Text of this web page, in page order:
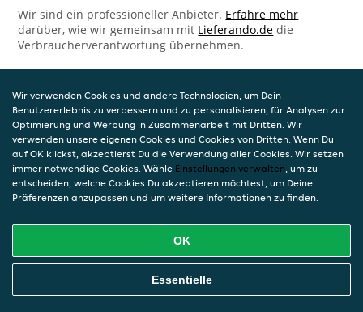
Wir sind ein professioneller Anbieter. Erfahre mehr
darüber, wie wir gemeinsam mit Lieferando.de die
Verbraucherverantwortung übernehmen.
Wir verwenden Cookies und andere Technologien, um Dein
Benutzererlebnis zu verbessern und zu personalisieren, für Analysen zur
Optimierung und Werbung in Zusammenarbeit mit Dritten. Wir
verwenden unsere eigenen Cookies und Cookies von Dritten. Wenn Du
auf OK klickst, akzeptierst Du die Verwendung aller Cookies. Wir setzen
immer notwendige Cookies. Wähle Einstellungen verwalten, um zu
entscheiden, welche Cookies Du akzeptieren möchtest, um Deine
Präferenzen anzupassen und um weitere Informationen zu finden.
OK
Essentielle